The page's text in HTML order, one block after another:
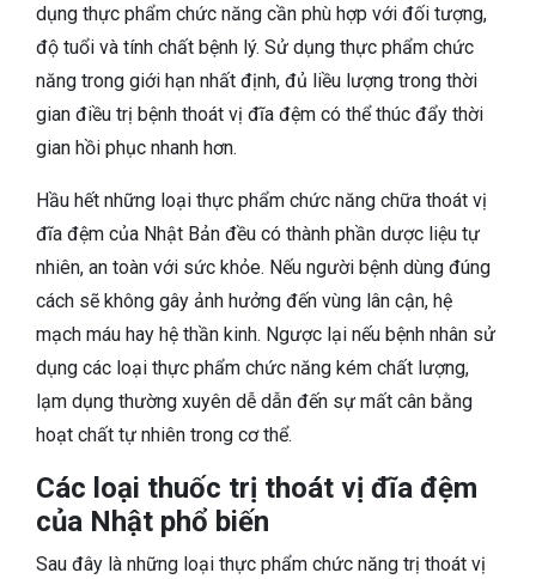
dụng thực phẩm chức năng cần phù hợp với đối tượng,
độ tuổi và tính chất bệnh lý. Sử dụng thực phẩm chức
năng trong giới hạn nhất định, đủ liều lượng trong thời
gian điều trị bệnh thoát vị đĩa đệm có thể thúc đẩy thời
gian hồi phục nhanh hơn.
Hầu hết những loại thực phẩm chức năng chữa thoát vị
đĩa đệm của Nhật Bản đều có thành phần dược liệu tự
nhiên, an toàn với sức khỏe. Nếu người bệnh dùng đúng
cách sẽ không gây ảnh hưởng đến vùng lân cận, hệ
mạch máu hay hệ thần kinh. Ngược lại nếu bệnh nhân sử
dụng các loại thực phẩm chức năng kém chất lượng,
lạm dụng thường xuyên dễ dẫn đến sự mất cân bằng
hoạt chất tự nhiên trong cơ thể.
Các loại thuốc trị thoát vị đĩa đệm
của Nhật phổ biến
Sau đây là những loại thực phẩm chức năng trị thoát vị